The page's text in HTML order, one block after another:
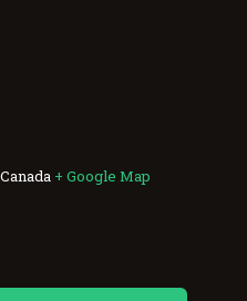
Canada + Google Map